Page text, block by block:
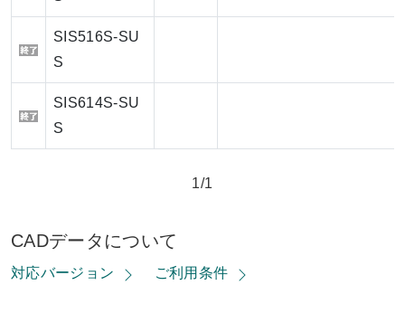
SIS516S-SU
S
SIS614S-SU
S
1/1
CADデータについて
対応バージョン ご利用条件